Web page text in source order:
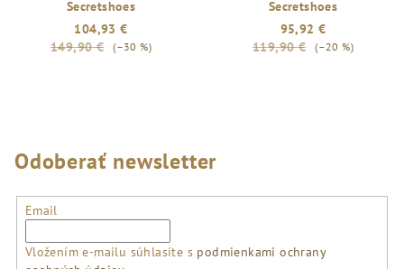
Secretshoes
104,93 €
149,90 €
(–30 %)
Secretshoes
95,92 €
119,90 €
(–20 %)
Odoberať newsletter
Email
Vložením e-mailu súhlasíte s podmienkami ochrany